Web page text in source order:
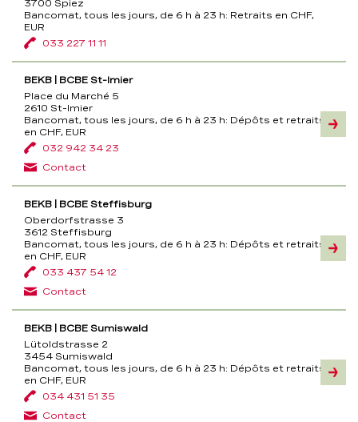
3700 Spiez
Bancomat, tous les jours, de 6 h à 23 h: Retraits en CHF,
EUR
033 227 11 11
BEKB | BCBE St-Imier
Place du Marché 5
2610 St-Imier
Bancomat, tous les jours, de 6 h à 23 h: Dépôts et retraits
en CHF, EUR
032 942 34 23
Contact
BEKB | BCBE Steffisburg
Oberdorfstrasse 3
3612 Steffisburg
Bancomat, tous les jours, de 6 h à 23 h: Dépôts et retraits
en CHF, EUR
033 437 54 12
Contact
BEKB | BCBE Sumiswald
Lütoldstrasse 2
3454 Sumiswald
Bancomat, tous les jours, de 6 h à 23 h: Dépôts et retraits
en CHF, EUR
034 431 51 35
Contact